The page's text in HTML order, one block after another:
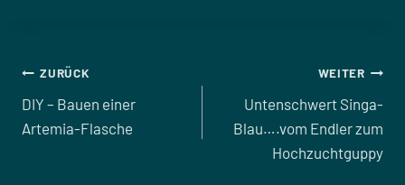
Beitragsnavigation
ZURÜCK
DIY – Bauen einer
Artemia-Flasche
WEITER
Untenschwert Singa-
Blau….vom Endler zum
Hochzuchtguppy